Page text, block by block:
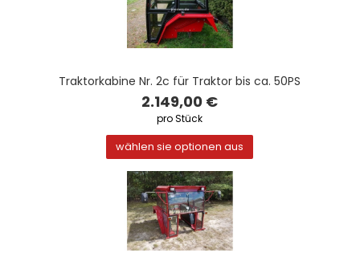
Traktorkabine Nr. 2c für Traktor bis ca. 50PS
2.149,00 €
pro Stück
wählen sie optionen aus